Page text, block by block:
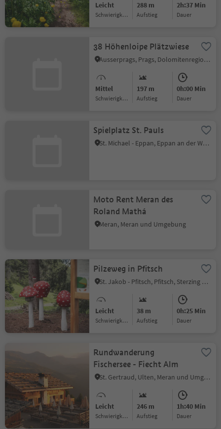
Leicht
Schwierigkeitsgrad
288 m
Aufstieg
2h:37 Min
Dauer
38 Höhenloipe Plätzwiese
Ausserprags, Prags, Dolomitenregion 3 Zinnen
Mittel
Schwierigkeitsgrad
197 m
Aufstieg
0h:00 Min
Dauer
Spielplatz St. Pauls
St. Michael - Eppan, Eppan an der Weinstraße, Südtiroler Weinstraße
Moto Rent Meran des
Roland Mathá
Meran, Meran und Umgebung
Pilzeweg in Pfitsch
St. Jakob - Pfitsch, Pfitsch, Sterzing und Umgebung
Leicht
Schwierigkeitsgrad
38 m
Aufstieg
0h:25 Min
Dauer
Rundwanderung
Fischersee - Fiecht Alm
St. Gertraud, Ulten, Meran und Umgebung
Leicht
Schwierigkeitsgrad
246 m
Aufstieg
1h:40 Min
Dauer